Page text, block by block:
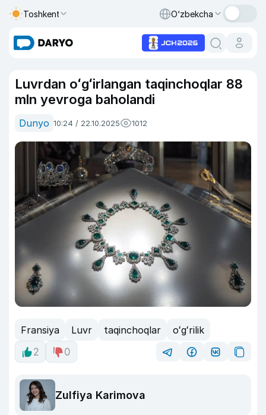
Toshkent O‘zbekcha
Luvrdan oʻgʻirlangan taqinchoqlar 88
mln yevroga baholandi
Dunyo 10:24 / 22.10.2025 1012
Fransiya Luvr taqinchoqlar
oʻgʻrilik
2
0
Zulfiya Karimova